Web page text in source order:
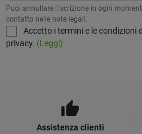
Puoi annullare l'iscrizione in ogni
contatto nelle note legali.
Accetto i termini e le condizioni
privacy. (Leggi)
thumb_up
Assistenza clienti